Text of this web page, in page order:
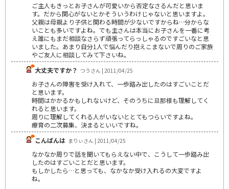
ご主人もきっとお子さんが可愛いから否定なさるんだと思いま
す。だから関心がないとかそういうわけじゃないと思いますよ。
父親は母親より子供と関わる時間が少ないですからね…分からな
いことも多いですよね。でも主さんは本当にお子さんを一番に考
え誰にもまだ相談なさらず頑張ってらっしゃるのですごいなと思
いました。あまり自分1人で悩んだり抱えこまないで周りのご家族
やご友人に相談してみて下さいね。
大丈夫ですか？ つうさん | 2011/04/25
お子さんの障害を受け入れて、一歩踏み出したのはすごいことだ
と思います。
時間はかかるかもしれないけど、そのうちに旦那様も理解してく
れると思います。
周りに理解してくれる人がいないととてもつらいですよね。
療育の二次募集、決まるといいですね。
こんばんは まりぃさん | 2011/04/25
なかなか周りで話を聞いてもらえない中で、こうして一歩踏み出
したのはすごいことだと思います。
もしかしたら…と思っても、なかなか受け入れるの大変ですよ
ね。